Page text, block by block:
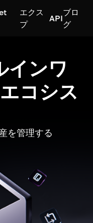
エクス
プ
API
ブロ
グ
インワ
コシス
を管理する